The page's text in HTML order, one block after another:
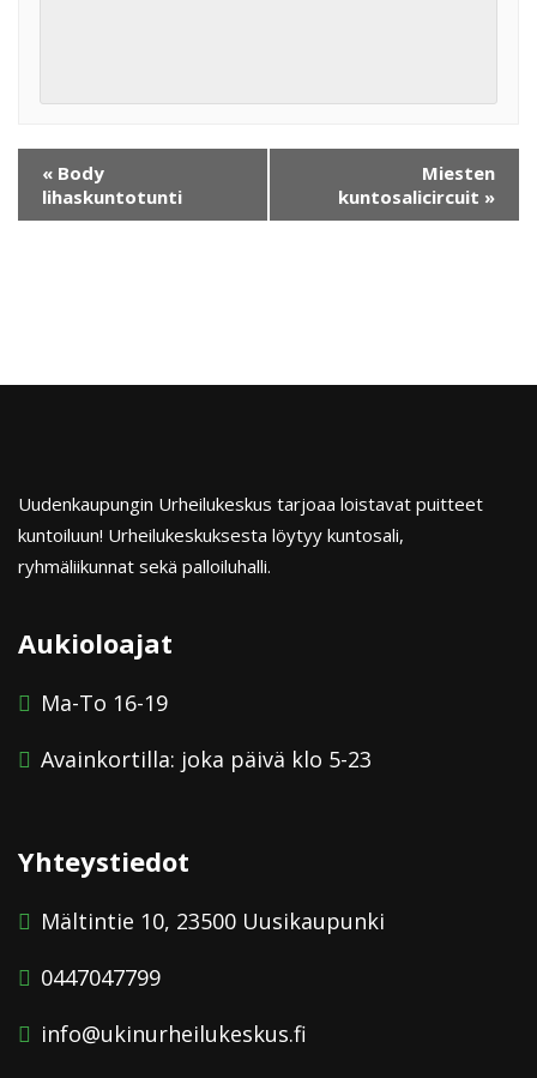
« Body
lihaskuntotunti
Miesten
kuntosalicircuit »
Uudenkaupungin Urheilukeskus tarjoaa loistavat puitteet
kuntoiluun! Urheilukeskuksesta löytyy kuntosali,
ryhmäliikunnat sekä palloiluhalli.
Aukioloajat
Ma-To 16-19
Avainkortilla: joka päivä klo 5-23
Yhteystiedot
Mältintie 10, 23500 Uusikaupunki
0447047799
info@ukinurheilukeskus.fi